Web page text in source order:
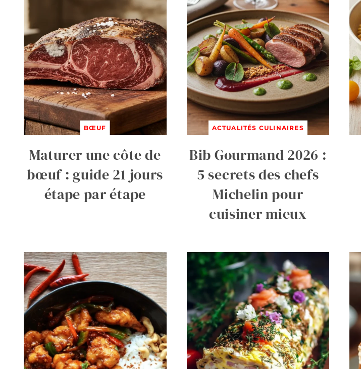
BŒUF
Maturer une côte de
bœuf : guide 21 jours
étape par étape
ACTUALITÉS CULINAIRES
Bib Gourmand 2026 :
5 secrets des chefs
Michelin pour
cuisiner mieux